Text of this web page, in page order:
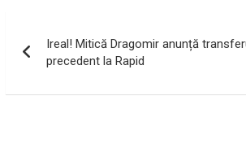
în
articole
Ireal! Mitică Dragomir anunță
precedent la Rapid